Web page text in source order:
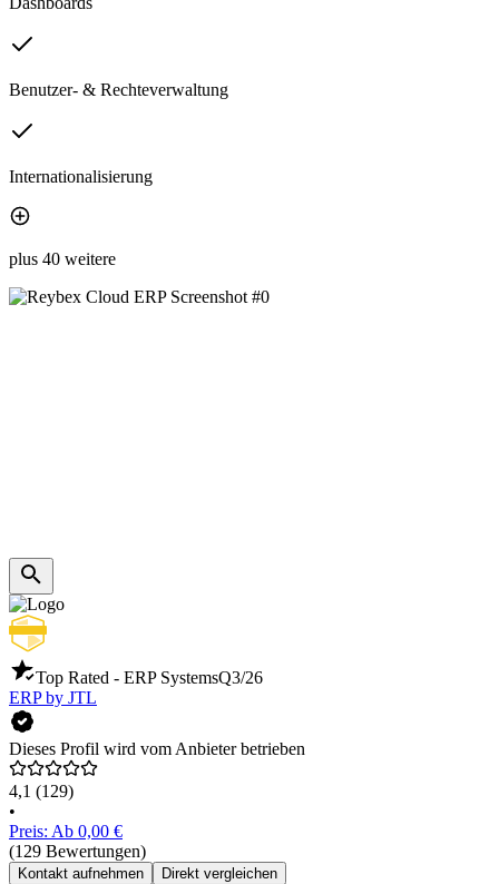
Benutzer- & Rechteverwaltung
Internationalisierung
plus 40 weitere
Top Rated - ERP SystemsQ3/26
ERP by JTL
Dieses Profil wird vom Anbieter betrieben
4,1 (129)
•
Preis: Ab 0,00 €
(129 Bewertungen)
Kontakt aufnehmen Direkt vergleichen